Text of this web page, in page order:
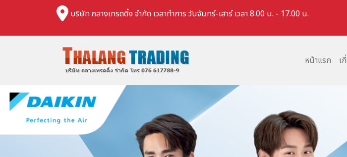
บริษัท ถลางเทรดดิ้ง จำกัด เวลาทำการ วันจันทร์-เสาร์ เวลา 8.00 น. - 17.00 น.
หน้าแรก เ